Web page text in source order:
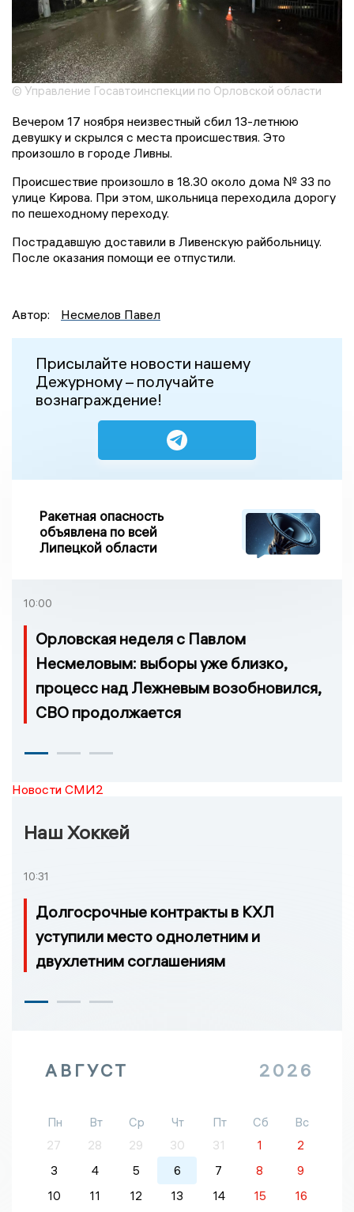
© Управление Госавтоинспекции по Орловской области
Вечером 17 ноября неизвестный сбил 13-летнюю
девушку и скрылся с места происшествия. Это
произошло в городе Ливны.
Происшествие произошло в 18.30 около дома № 33 по
улице Кирова. При этом, школьница переходила дорогу
по пешеходному переходу.
Пострадавшую доставили в Ливенскую райбольницу.
После оказания помощи ее отпустили.
Автор: Несмелов Павел
Присылайте новости нашему
Дежурному – получайте
вознаграждение!
Ракетная опасность
объявлена по всей
Липецкой области
10:00
Орловская неделя с Павлом
Несмеловым: выборы уже близко,
процесс над Лежневым возобновился,
СВО продолжается
Новости СМИ2
Наш Хоккей
10:31
Долгосрочные контракты в КХЛ
уступили место однолетним и
двухлетним соглашениям
АВГУСТ 2026
Пн Вт Ср Чт Пт Сб
Вс
27
28 29 30 31 1
2
3
4 5 6 7 8
9
10
11 12 13 14 15
16